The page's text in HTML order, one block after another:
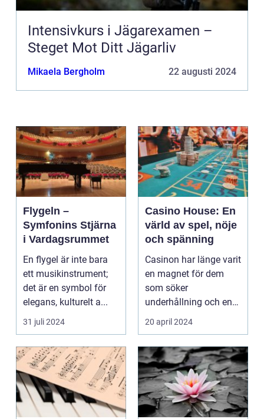
Intensivkurs i Jägarexamen –
Steget Mot Ditt Jägarliv
Mikaela Bergholm 22 augusti 2024
Flygeln –
Symfonins Stjärna
i Vardagsrummet
En flygel är inte bara
ett musikinstrument;
det är en symbol för
elegans, kulturelt a...
31 juli 2024
Casino House: En
värld av spel, nöje
och spänning
Casinon har länge varit
en magnet för dem
som söker
underhållning och en
chans ...
20 april 2024